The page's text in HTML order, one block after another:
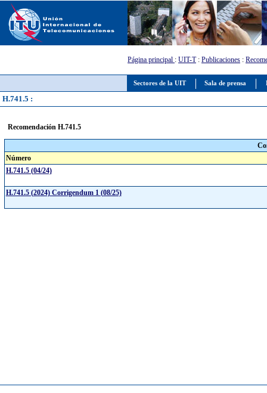
Sectores de la UIT Sala de prensa
Página principal : UIT-T: Publicaciones :
H.741.5 :
Recomendación H.741.5
Número
H.741.5 (04/24)
H.741.5 (2024) Corrigendum 1 (08/25)